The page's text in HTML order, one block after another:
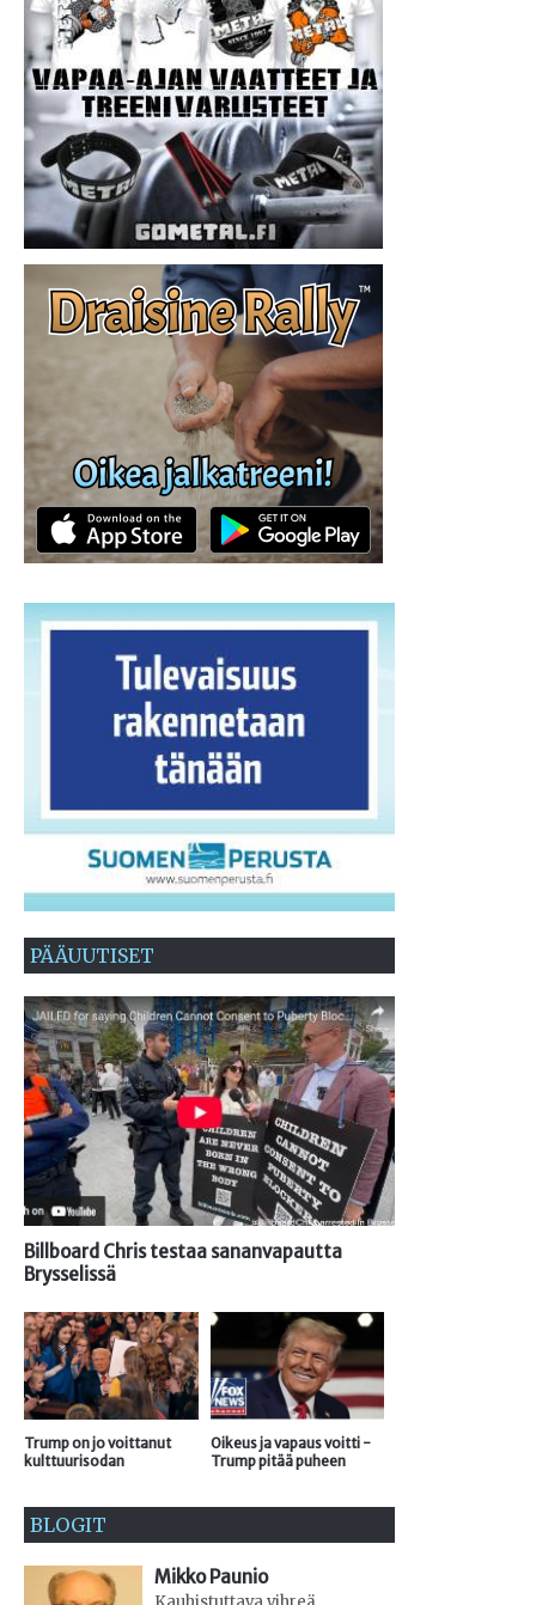
PÄÄUUTISET
Billboard Chris testaa sananvapautta
Brysselissä
Trump on jo voittanut
kulttuurisodan
Oikeus ja vapaus voitti -
Trump pitää puheen
BLOGIT
Mikko Paunio